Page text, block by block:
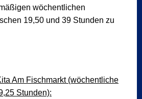
wöchentlichen
19,50 und 39 Stunden zu
Am Fischmarkt (wöchentliche
Stunden):